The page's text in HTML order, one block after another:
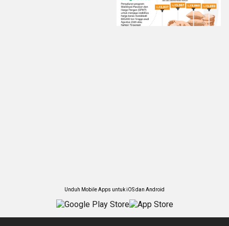
Unduh Mobile Apps untuk iOS dan Android